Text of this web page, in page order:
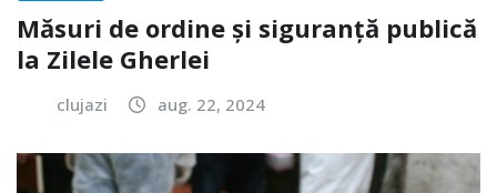
Măsuri de ordine și siguranță publică
la Zilele Gherlei
clujazi aug. 22, 2024